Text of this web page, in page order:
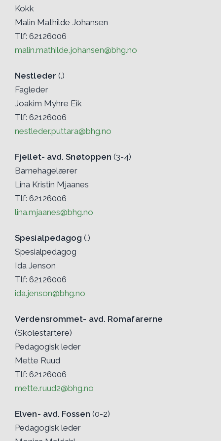
Kokk
Malin Mathilde Johansen
Tlf: 62126006
malin.mathilde.johansen@bhg.no
Nestleder (.)
Fagleder
Joakim Myhre Eik
Tlf: 62126006
nestleder.puttara@bhg.no
Fjellet- avd. Snøtoppen (3-4)
Barnehagelærer
Lina Kristin Mjaanes
Tlf: 62126006
lina.mjaanes@bhg.no
Spesialpedagog (.)
Spesialpedagog
Ida Jenson
Tlf: 62126006
ida.jenson@bhg.no
Verdensrommet- avd. Romafarerne
(Skolestartere)
Pedagogisk leder
Mette Ruud
Tlf: 62126006
mette.ruud2@bhg.no
Elven- avd. Fossen (0-2)
Pedagogisk leder